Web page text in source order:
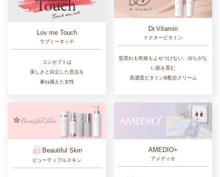
Lov me Touch
ラブミータッチ
コンセプトは
美しさと自立した意志を
兼ね備えた女性
Dr.Vitamin
ドクタービタミン
肌荒れも乾燥もよせつけない、ゆらがな
い肌を育む
高濃度ビタミンB配合クリーム
Beautiful Skin
ビューティフルスキン
AMEDIO+
アメディオ